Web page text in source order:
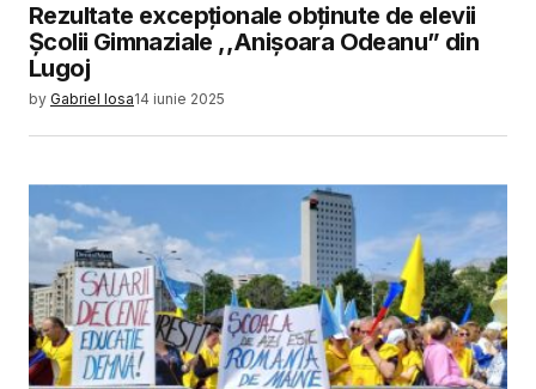
Rezultate excepționale obținute de elevii
Școlii Gimnaziale ,,Anișoara Odeanu” din
Lugoj
by Gabriel Iosa14 iunie 2025